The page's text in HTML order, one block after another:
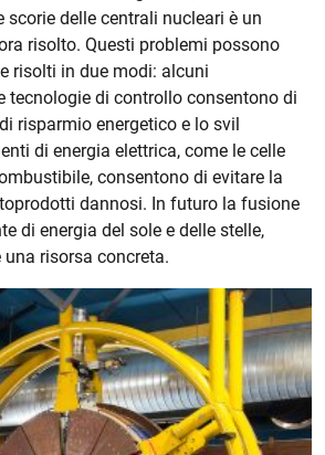
scorie delle centrali nucleari è un
risolto. Questi problemi possono
risolti in due modi: alcuni
tecnologie di controllo consentono di
risparmio energetico e lo svil
di energia elettrica, come le celle
consentono di evitare la
dannosi. In futuro la fusione
di energia del sole e delle stelle,
risorsa concreta.